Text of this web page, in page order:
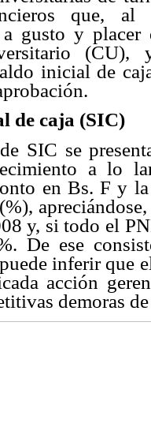
que,
gusto y
(CU),
inicial de
de caja (SIC)
SIC se
a lo
en Bs. F y
y, si todo el
De ese
inferir que
acción
demoras